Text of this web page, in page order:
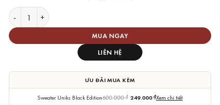
Nhẫn Swarovski Chính Hãng One Ring số lượng
MUA NGAY
LIÊN HỆ
ƯU ĐÃI MUA KÈM
Sweater Uniks Black Edition600.000₫ 249.000 ₫Xem chi tiết